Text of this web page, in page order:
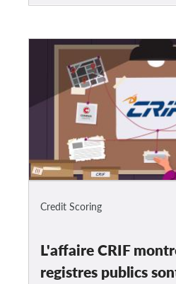
Credit Scoring
L'affaire CRIF
registres publics